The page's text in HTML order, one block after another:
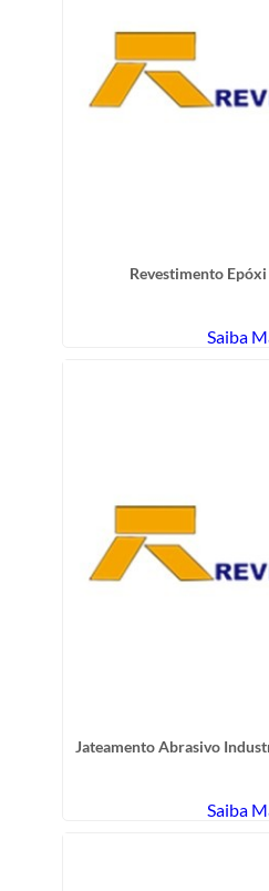
Revestimento
Saiba
Jateamento Abrasivo
Saiba